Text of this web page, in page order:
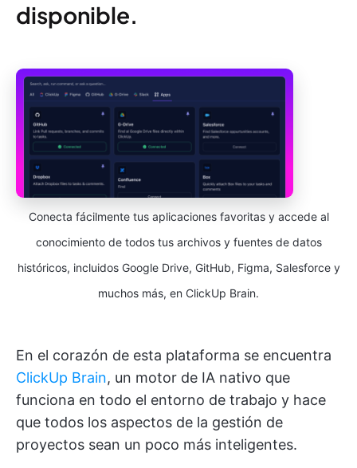
disponible.
Conecta fácilmente tus aplicaciones favoritas y accede al
conocimiento de todos tus archivos y fuentes de datos
históricos, incluidos Google Drive, GitHub, Figma, Salesforce y
muchos más, en ClickUp Brain.
En el corazón de esta plataforma se encuentra
ClickUp Brain, un motor de IA nativo que
funciona en todo el entorno de trabajo y hace
que todos los aspectos de la gestión de
proyectos sean un poco más inteligentes.